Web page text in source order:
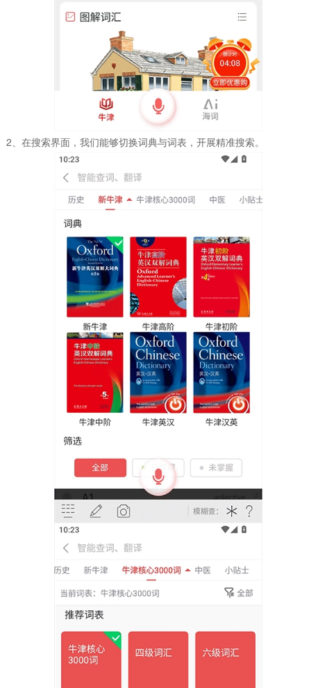
2、在搜索界面，我们能够切换词典与词表，开展精准搜索。